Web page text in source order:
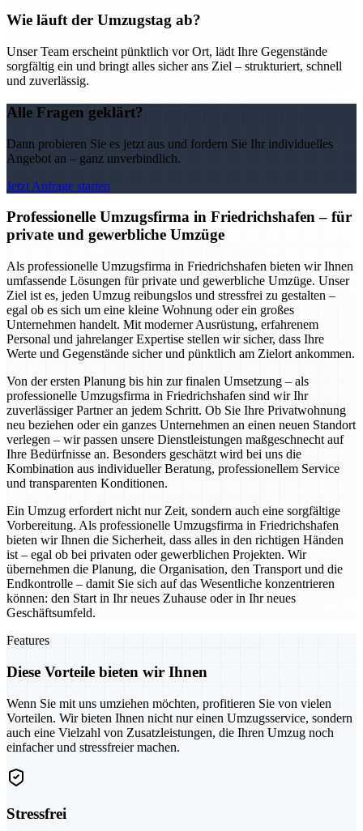
Wie läuft der Umzugstag ab?
Unser Team erscheint pünktlich vor Ort, lädt Ihre Gegenstände
sorgfältig ein und bringt alles sicher ans Ziel – strukturiert, schnell
und zuverlässig.
Alle Fragen geklärt?
Dann probieren Sie es jetzt aus und fordern Sie Ihr individuelles
Angebot an – ganz unverbindlich.
Jetzt Anfrage starten
Professionelle Umzugsfirma in Friedrichshafen – für
private und gewerbliche Umzüge
Als professionelle Umzugsfirma in Friedrichshafen bieten wir Ihnen
umfassende Lösungen für private und gewerbliche Umzüge. Unser
Ziel ist es, jeden Umzug reibungslos und stressfrei zu gestalten –
egal ob es sich um eine kleine Wohnung oder ein großes
Unternehmen handelt. Mit moderner Ausrüstung, erfahrenem
Personal und jahrelanger Expertise stellen wir sicher, dass Ihre
Werte und Gegenstände sicher und pünktlich am Zielort ankommen.
Von der ersten Planung bis hin zur finalen Umsetzung – als
professionelle Umzugsfirma in Friedrichshafen sind wir Ihr
zuverlässiger Partner an jedem Schritt. Ob Sie Ihre Privatwohnung
neu beziehen oder ein ganzes Unternehmen an einen neuen Standort
verlegen – wir passen unsere Dienstleistungen maßgeschnecht auf
Ihre Bedürfnisse an. Besonders geschätzt wird bei uns die
Kombination aus individueller Beratung, professionellem Service
und transparenten Konditionen.
Ein Umzug erfordert nicht nur Zeit, sondern auch eine sorgfältige
Vorbereitung. Als professionelle Umzugsfirma in Friedrichshafen
bieten wir Ihnen die Sicherheit, dass alles in den richtigen Händen
ist – egal ob bei privaten oder gewerblichen Projekten. Wir
übernehmen die Planung, die Organisation, den Transport und die
Endkontrolle – damit Sie sich auf das Wesentliche konzentrieren
können: den Start in Ihr neues Zuhause oder in Ihr neues
Geschäftsumfeld.
Features
Diese Vorteile bieten wir Ihnen
Wenn Sie mit uns umziehen möchten, profitieren Sie von vielen
Vorteilen. Wir bieten Ihnen nicht nur einen Umzugsservice, sondern
auch eine Vielzahl von Zusatzleistungen, die Ihren Umzug noch
einfacher und stressfreier machen.
Stressfrei